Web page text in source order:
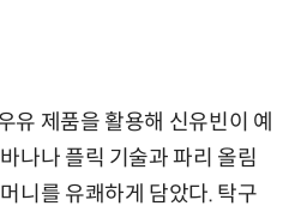
유 제품을 활용해 신유빈이 예
나나 플릭 기술과 파리 올림
니를 유쾌하게 담았다. 탁구